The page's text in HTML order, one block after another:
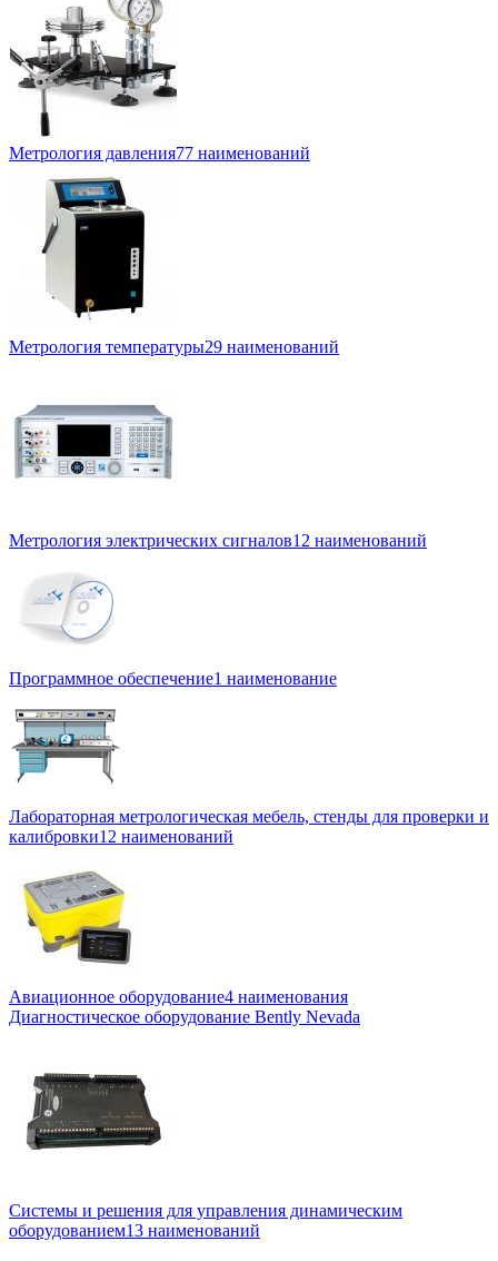
Метрология давления77 наименований
Метрология температуры29 наименований
Метрология электрических сигналов12 наименований
Программное обеспечение1 наименование
Лабораторная метрологическая мебель, стенды для проверки и
калибровки12 наименований
Авиационное оборудование4 наименования
Диагностическое оборудование Bently Nevada
Системы и решения для управления динамическим
оборудованием13 наименований